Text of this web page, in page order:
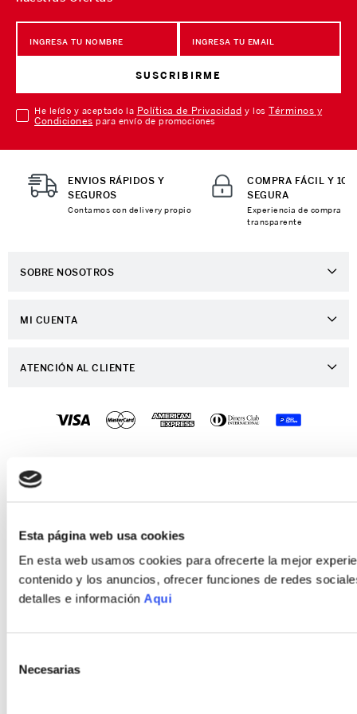
Esta página web usa cookies
En esta web usamos cookies para ofrecerte la mejor
contenido y los anuncios, ofrecer funciones de redes
detalles e informaciónAqui
Necesarias
SUSCRIBIRME
He leído y aceptado la Política de Privacidad y losTérminos y
Condiciones para envío de promociones
ENVIOS RÁPIDOS Y
SEGUROS
Contamos con delivery propio
COMPRA FÁCIL Y
SEGURA
Experiencia de compra
transparente
SOBRE NOSOTROS
Distribuidor Porta
Contáctanos
MI CUENTA
Mis Direcciones
Recuperar tu Contraseña
ATENCIÓN AL CLIENTE
Preguntas - Retiro en Tienda
Política de Privacidad
Política de Cookies